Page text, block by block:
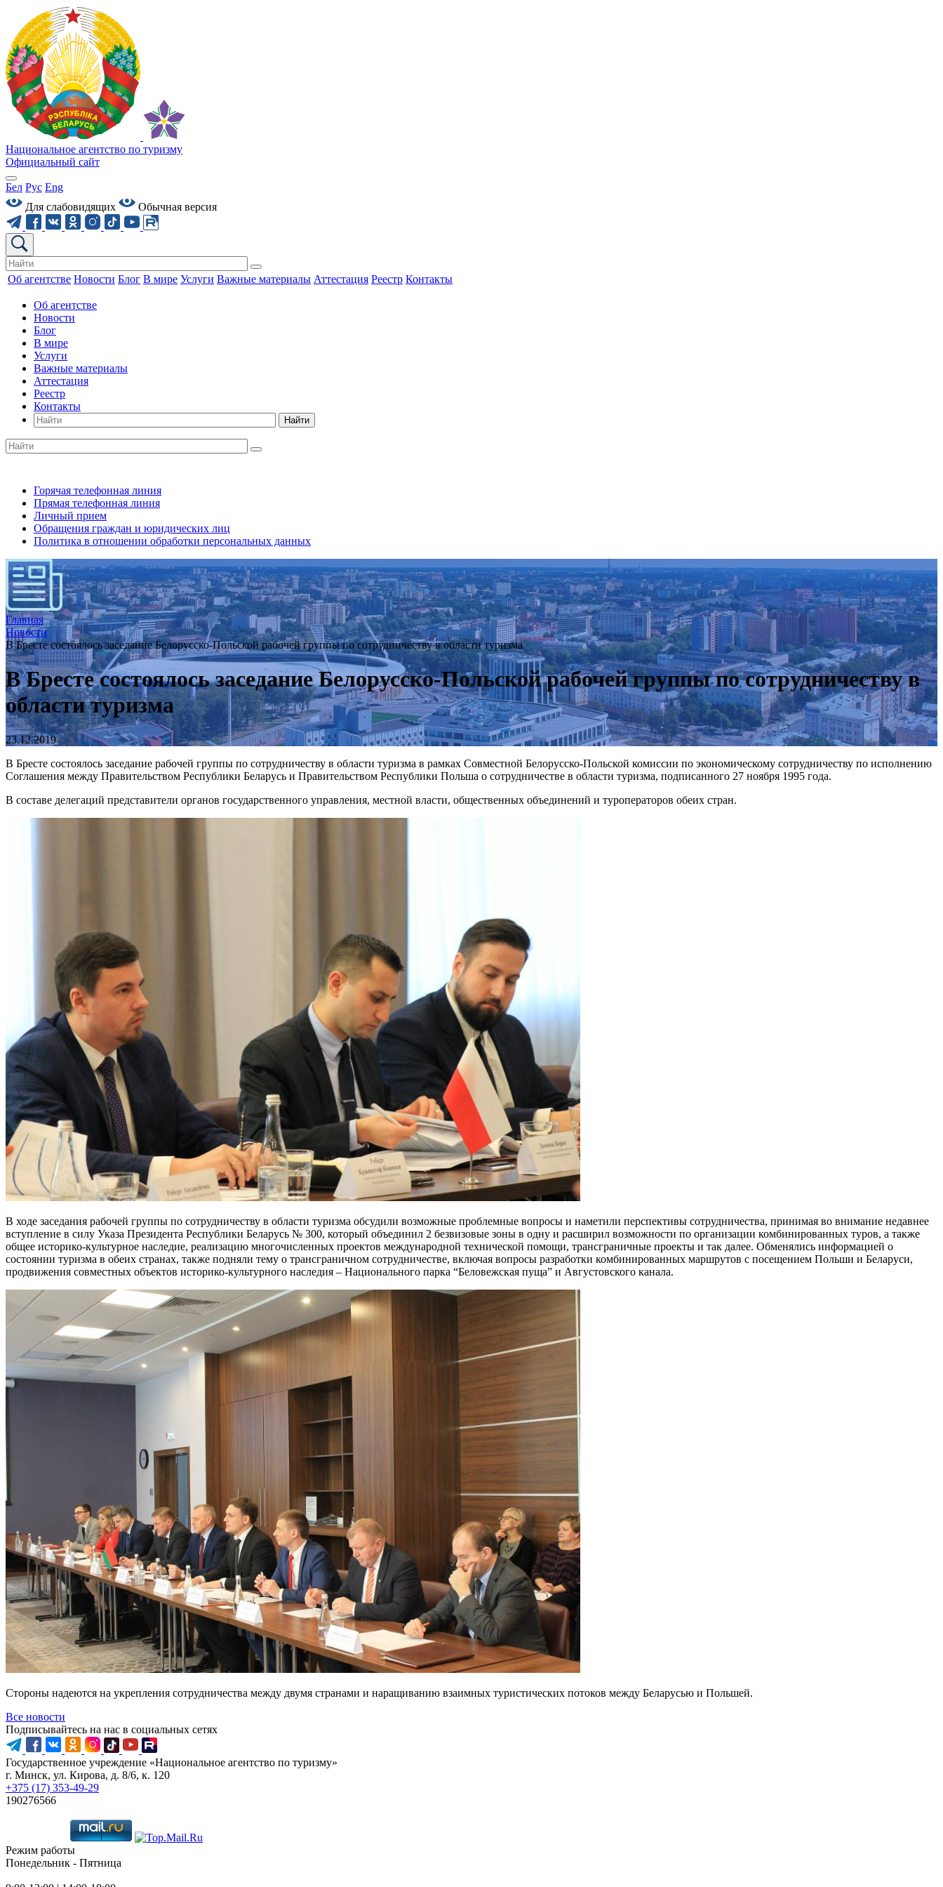
Национальное агентство по туризму
Официальный сайт
Бел Рус Eng
Для слабовидящих
Обычная версия
Об агентстве Новости Блог В мире Услуги Важные материалы Аттестация Реестр Контакты
Об агентстве
Новости
Блог
В мире
Услуги
Важные материалы
Аттестация
Реестр
Контакты
Найти
Горячая телефонная линия
Прямая телефонная линия
Личный прием
Обращения граждан и юридических лиц
Политика в отношении обработки персональных данных
Главная
Новости
В Бресте состоялось заседание Белорусско-Польской рабочей группы по сотрудничеству в области туризма
В Бресте состоялось заседание Белорусско-Польской рабочей группы по сотрудничеству в
области туризма
23.12.2019
В Бресте состоялось заседание рабочей группы по сотрудничеству в области туризма в рамках Совместной Белорусско-Польской комиссии по экономическому сотрудничеству по исполнению
Соглашения между Правительством Республики Беларусь и Правительством Республики Польша о сотрудничестве в области туризма, подписанного 27 ноября 1995 года.
В составе делегаций представители органов государственного управления, местной власти, общественных объединений и туроператоров обеих стран.
В ходе заседания рабочей группы по сотрудничеству в области туризма обсудили возможные проблемные вопросы и наметили перспективы сотрудничества, принимая во внимание недавнее
вступление в силу Указа Президента Республики Беларусь № 300, который объединил 2 безвизовые зоны в одну и расширил возможности по организации комбинированных туров, а также
общее историко-культурное наследие, реализацию многочисленных проектов международной технической помощи, трансграничные проекты и так далее. Обменялись информацией о
состоянии туризма в обеих странах, также подняли тему о трансграничном сотрудничестве, включая вопросы разработки комбинированных маршрутов с посещением Польши и Беларуси,
продвижения совместных объектов историко-культурного наследия – Национального парка “Беловежская пуща” и Августовского канала.
Стороны надеются на укрепления сотрудничества между двумя странами и наращиванию взаимных туристических потоков между Беларусью и Польшей.
Все новости
Подписывайтесь на нас в социальных сетях
Государственное учреждение «Национальное агентство по туризму»
г. Минск, ул. Кирова, д. 8/6, к. 120
+375 (17) 353-49-29
190276566
Режим работы
Понедельник - Пятница